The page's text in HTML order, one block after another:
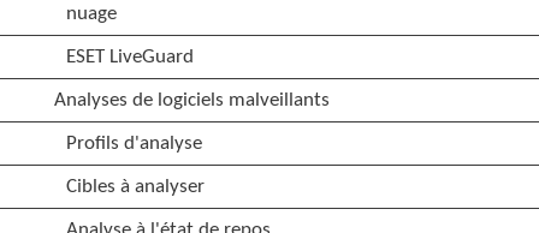
nuage
ESET LiveGuard
Analyses de logiciels malveillants
Profils d'analyse
Cibles à analyser